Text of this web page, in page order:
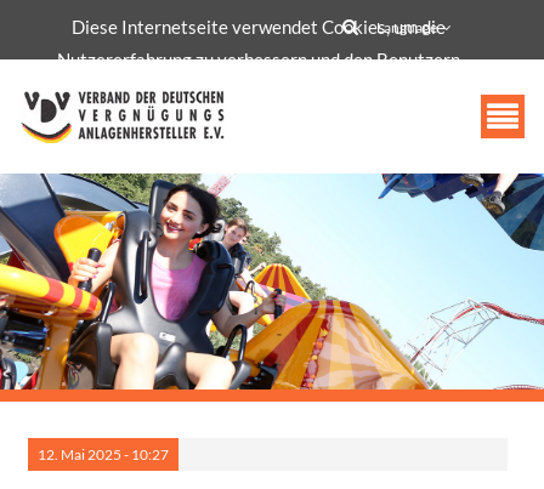
Language
info@vdv-freizeittechnologie.de
12. Mai2025 - 10:27
Diese Internetseite verwendet Cookies, um die
Nutzererfahrung zu verbessern und den Benutzern
bestimmte Dienste und Funktionen bereitzustellen.
Akzeptieren